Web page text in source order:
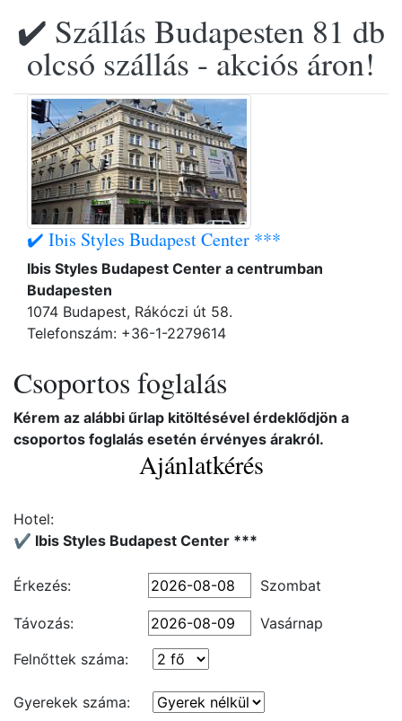
✔️ Szállás Budapesten 81 db
olcsó szállás - akciós áron!
✔️ Ibis Styles Budapest Center ***
Ibis Styles Budapest Center a centrumban
Budapesten
1074 Budapest, Rákóczi út 58.
Telefonszám: +36-1-2279614
Csoportos foglalás
Kérem az alábbi űrlap kitöltésével érdeklődjön a
csoportos foglalás esetén érvényes árakról.
Ajánlatkérés
Hotel:
✔️ Ibis Styles Budapest Center ***
Érkezés: Szombat
Távozás:
Vasárnap
Felnőttek száma:
Gyerekek száma: